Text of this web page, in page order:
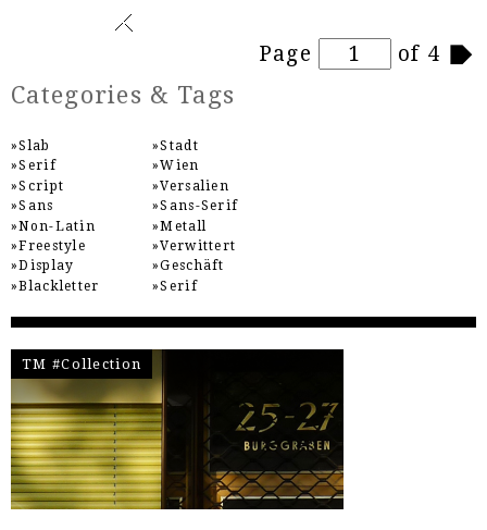
Page of 4
Categories & Tags
Slab
Serif
Script
Sans
Non-Latin
Freestyle
Display
Blackletter
Stadt
Wien
Versalien
Sans-Serif
Metall
Verwittert
Geschäft
Serif
TM #Collection